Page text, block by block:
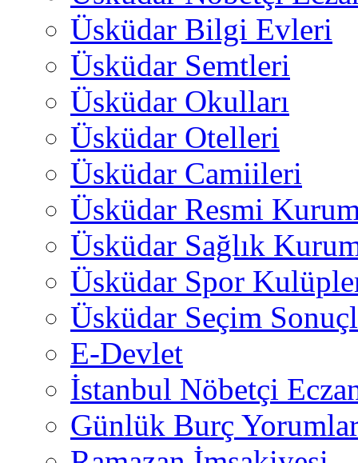
Üsküdar Bilgi Evleri
Üsküdar Semtleri
Üsküdar Okulları
Üsküdar Otelleri
Üsküdar Camiileri
Üsküdar Resmi
Üsküdar Sağlık
Üsküdar Spor
Üsküdar Seçim
E-Devlet
İstanbul Nöbetçi
Günlük Burç